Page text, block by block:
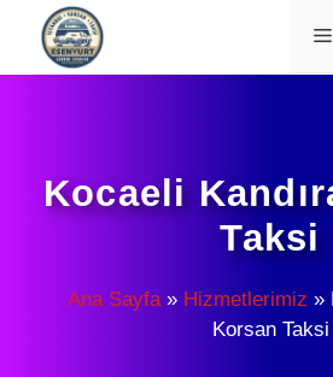
İçeriğe
Kocaeli
Taksi
Ana Sayfa» Hizmetlerimiz »
Korsan Taksi